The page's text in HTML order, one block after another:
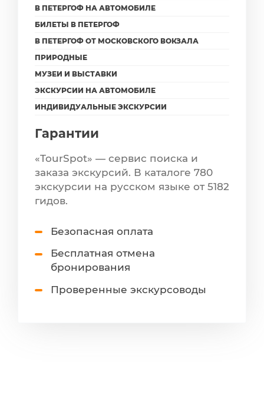
В ПЕТЕРГОФ НА АВТОМОБИЛЕ
БИЛЕТЫ В ПЕТЕРГОФ
В ПЕТЕРГОФ ОТ МОСКОВСКОГО ВОКЗАЛА
ПРИРОДНЫЕ
МУЗЕИ И ВЫСТАВКИ
ЭКСКУРСИИ НА АВТОМОБИЛЕ
ИНДИВИДУАЛЬНЫЕ ЭКСКУРСИИ
Гарантии
«TourSpot» — сервис поиска и
заказа экскурсий. В каталоге 780
экскурсии на русском языке от 5182
гидов.
Безопасная оплата
Бесплатная отмена
бронирования
Проверенные экскурсоводы